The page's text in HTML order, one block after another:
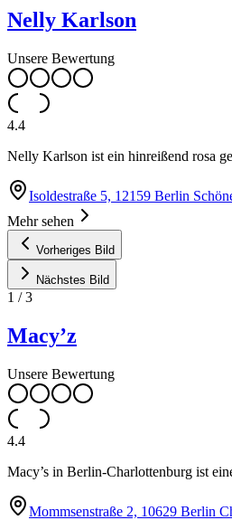
Nelly Karlson
Unsere Bewertung
4.4
Nelly Karlson ist ein hinreißend rosa
Isoldestraße 5, 12159 Berlin
Mehr sehen
Vorheriges Bild
Nächstes Bild
1 /3
Macy’z
Unsere Bewertung
4.4
Macy’s in Berlin-Charlottenburg ist
Mommsenstraße 2, 10629 Berlin